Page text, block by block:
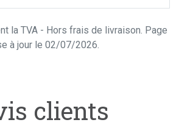
la TVA - Hors frais de livraison. Page
à jour le 02/07/2026.
clients